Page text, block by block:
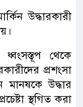
উদ্ধারকারী
ধ্বংসস্তূপ থেকে
প্রশংসা
উদ্ধার
স্থগিত করা